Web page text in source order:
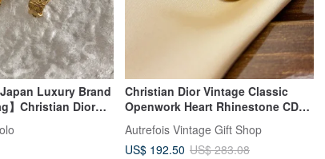
Japan Luxury Brand
】Christian Dior
Christian Dior Vintage Classic
Openwork Heart Rhinestone CD
Autrefois Vintage Gift Shop
US$ 192.50 US$ 283.08